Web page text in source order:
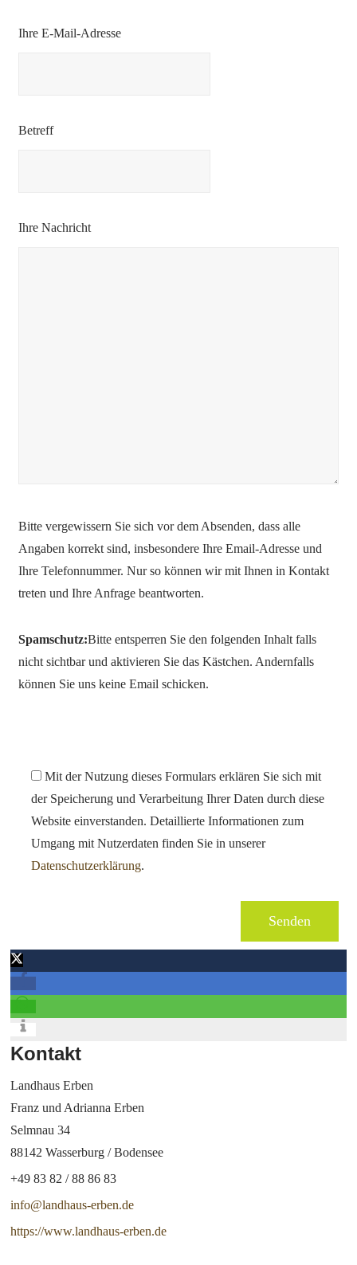
Bitte lasse dieses Feld leer.
Ihre E-Mail-Adresse
Betreff
Ihre Nachricht
Bitte lasse dieses Feld leer.
Bitte vergewissern Sie sich vor dem Absenden, dass alle
Angaben korrekt sind, insbesondere Ihre Email-Adresse und
Ihre Telefonnummer. Nur so können wir mit Ihnen in Kontakt
treten und Ihre Anfrage beantworten.
Spamschutz:Bitte entsperren Sie den folgenden Inhalt falls
nicht sichtbar und aktivieren Sie das Kästchen. Andernfalls
können Sie uns keine Email schicken.
Mit der Nutzung dieses Formulars erklären Sie sich mit
der Speicherung und Verarbeitung Ihrer Daten durch diese
Website einverstanden. Detaillierte Informationen zum
Umgang mit Nutzerdaten finden Sie in unserer
Datenschutzerklärung.
Kontakt
Landhaus Erben
Franz und Adrianna Erben
Selmnau 34
88142 Wasserburg / Bodensee
+49 83 82 / 88 86 83
info@landhaus-erben.de
https://www.landhaus-erben.de